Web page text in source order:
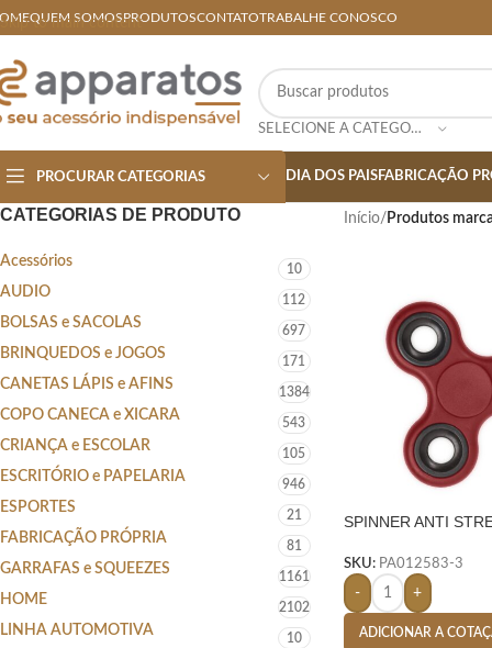
Skip to main content
QUEM SOMOSPRODUTOSCONTATOTRABALHE CONOSCO
SELECIONE A CATEGORIA
PROCURAR CATEGORIAS DIA DOS PAISFABRICAÇÃO
CATEGORIAS DE PRODUTO
Acessórios 10
AUDIO 112
BOLSAS e SACOLAS 697
BRINQUEDOS e JOGOS 171
CANETAS LÁPIS e AFINS 1384
COPO CANECA e XICARA 543
CRIANÇA e ESCOLAR 105
ESCRITÓRIO e PAPELARIA 946
ESPORTES 21
FABRICAÇÃO PRÓPRIA 81
GARRAFAS e SQUEEZES 1161
HOME 2102
LINHA AUTOMOTIVA 10
Início/ Produtos
SPINNER ANTI
SKU: PA012583-3
- +
ADICIONAR A